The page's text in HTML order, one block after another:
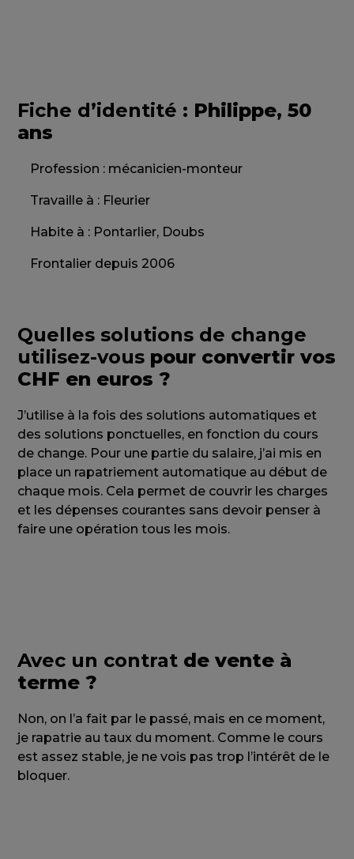
Fiche d’identité : Philippe, 50
ans
Profession : mécanicien-monteur
Travaille à : Fleurier
Habite à : Pontarlier, Doubs
Frontalier depuis 2006
Quelles solutions de change
utilisez-vous pour convertir vos
CHF en euros ?
J’utilise à la fois des solutions automatiques et
des solutions ponctuelles, en fonction du cours
de change. Pour une partie du salaire, j’ai mis en
place un rapatriement automatique au début de
chaque mois. Cela permet de couvrir les charges
et les dépenses courantes sans devoir penser à
faire une opération tous les mois.
Avec un contrat de vente à
terme ?
Non, on l’a fait par le passé, mais en ce moment,
je rapatrie au taux du moment. Comme le cours
est assez stable, je ne vois pas trop l’intérêt de le
bloquer.